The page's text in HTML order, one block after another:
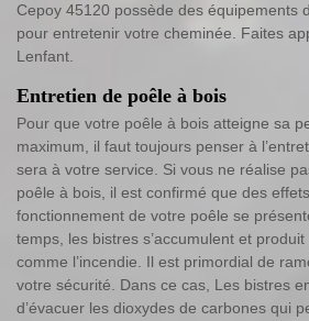
Cepoy 45120 possède des équipements
pour entretenir votre cheminée. Faites
Lenfant.
Entretien de poêle à bois
Pour que votre poêle à bois atteigne sa
maximum, il faut toujours penser à
sera à votre service. Si vous ne réalise
poêle à bois, il est confirmé que des
fonctionnement de votre poêle se
temps, les bistres s’accumulent et
comme l’incendie. Il est primordial de
votre sécurité. Dans ce cas, Les bistres
d’évacuer les dioxydes de carbones qui